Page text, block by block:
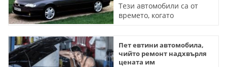
Тези автомобили са от
времето, когато
чист адреналин
Пет евтини автомобила,
чийто ремонт надхвърля
цената им